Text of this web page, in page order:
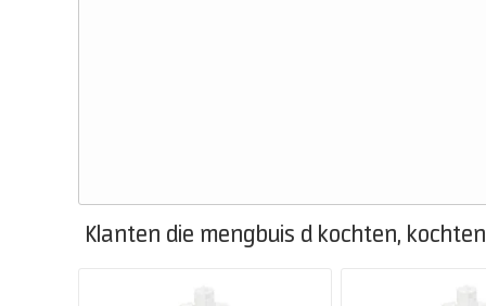
Klanten die mengbuis d kochten,